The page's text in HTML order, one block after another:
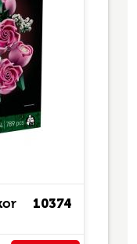
10374